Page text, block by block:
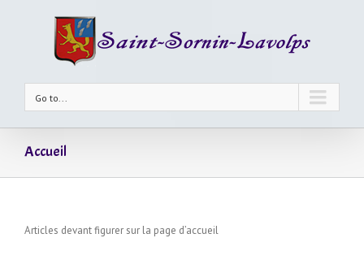
Go to...
Accueil
Articles devant figurer sur la page d’accueil